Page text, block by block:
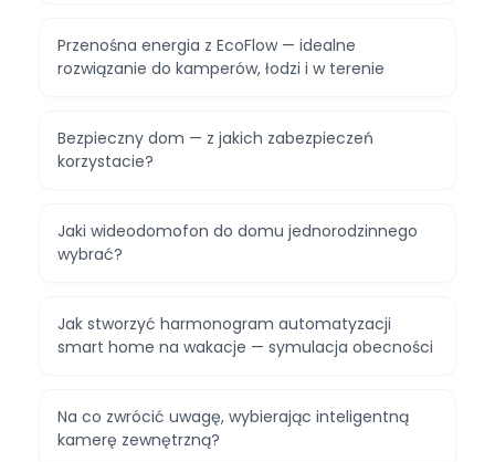
Przenośna energia z EcoFlow — idealne
rozwiązanie do kamperów, łodzi i w terenie
Bezpieczny dom — z jakich zabezpieczeń
korzystacie?
Jaki wideodomofon do domu jednorodzinnego
wybrać?
Jak stworzyć harmonogram automatyzacji
smart home na wakacje — symulacja obecności
Na co zwrócić uwagę, wybierając inteligentną
kamerę zewnętrzną?